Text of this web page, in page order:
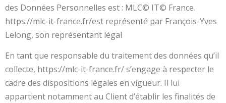
des Données Personnelles est : MLC© IT© France.
https://mlc-it-france.fr/est représenté par François-Yves
Lelong, son représentant légal
En tant que responsable du traitement des données qu’il
collecte, https://mlc-it-france.fr/ s’engage à respecter le
cadre des dispositions légales en vigueur. Il lui
appartient notamment au Client d’établir les finalités de